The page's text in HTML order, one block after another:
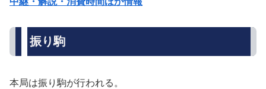
振り駒
本局は振り駒が行われる。